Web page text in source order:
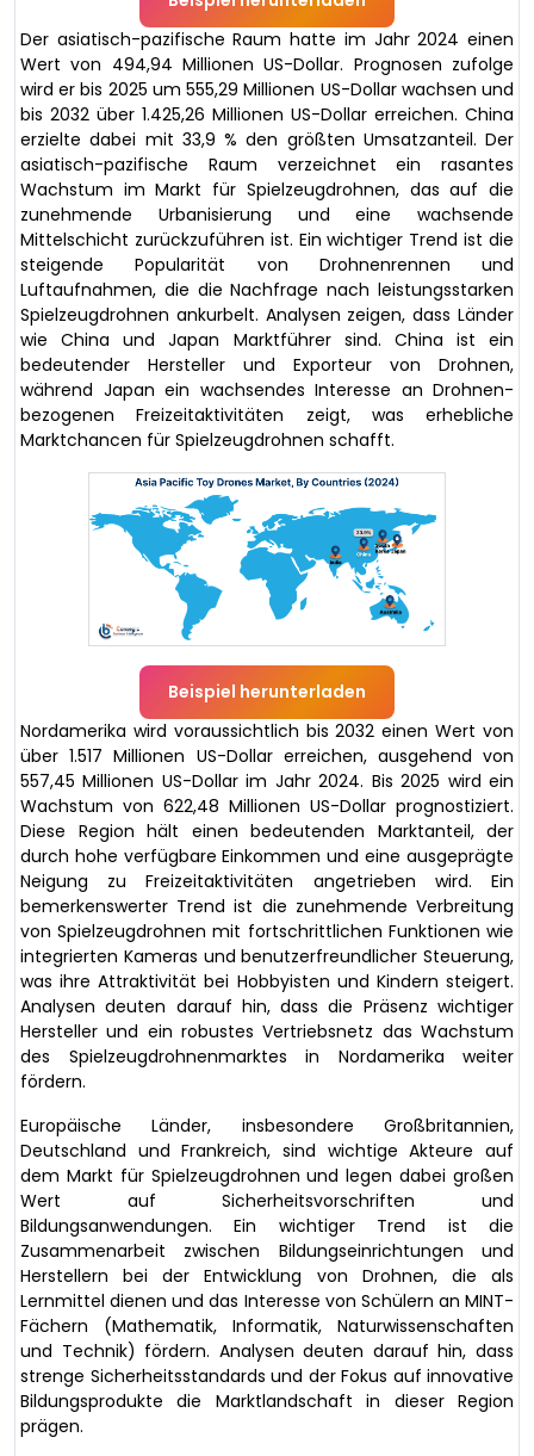
Der asiatisch-pazifische Raum hatte im Jahr 2024 einen
Wert von 494,94 Millionen US-Dollar. Prognosen zufolge
wird er bis 2025 um 555,29 Millionen US-Dollar wachsen und
bis 2032 über 1.425,26 Millionen US-Dollar erreichen. China
erzielte dabei mit 33,9 % den größten Umsatzanteil. Der
asiatisch-pazifische Raum verzeichnet ein rasantes
Wachstum im Markt für Spielzeugdrohnen, das auf die
zunehmende Urbanisierung und eine wachsende
Mittelschicht zurückzuführen ist. Ein wichtiger Trend ist die
steigende Popularität von Drohnenrennen und
Luftaufnahmen, die die Nachfrage nach leistungsstarken
Spielzeugdrohnen ankurbelt. Analysen zeigen, dass Länder
wie China und Japan Marktführer sind. China ist ein
bedeutender Hersteller und Exporteur von Drohnen,
während Japan ein wachsendes Interesse an Drohnen-
bezogenen Freizeitaktivitäten zeigt, was erhebliche
Marktchancen für Spielzeugdrohnen schafft.
Beispiel herunterladen
Nordamerika wird voraussichtlich bis 2032 einen Wert von
über 1.517 Millionen US-Dollar erreichen, ausgehend von
557,45 Millionen US-Dollar im Jahr 2024. Bis 2025 wird ein
Wachstum von 622,48 Millionen US-Dollar prognostiziert.
Diese Region hält einen bedeutenden Marktanteil, der
durch hohe verfügbare Einkommen und eine ausgeprägte
Neigung zu Freizeitaktivitäten angetrieben wird. Ein
bemerkenswerter Trend ist die zunehmende Verbreitung
von Spielzeugdrohnen mit fortschrittlichen Funktionen wie
integrierten Kameras und benutzerfreundlicher Steuerung,
was ihre Attraktivität bei Hobbyisten und Kindern steigert.
Analysen deuten darauf hin, dass die Präsenz wichtiger
Hersteller und ein robustes Vertriebsnetz das Wachstum
des Spielzeugdrohnenmarktes in Nordamerika weiter
fördern.
Europäische Länder, insbesondere Großbritannien,
Deutschland und Frankreich, sind wichtige Akteure auf
dem Markt für Spielzeugdrohnen und legen dabei großen
Wert auf Sicherheitsvorschriften und
Bildungsanwendungen. Ein wichtiger Trend ist die
Zusammenarbeit zwischen Bildungseinrichtungen und
Herstellern bei der Entwicklung von Drohnen, die als
Lernmittel dienen und das Interesse von Schülern an MINT-
Fächern (Mathematik, Informatik, Naturwissenschaften
und Technik) fördern. Analysen deuten darauf hin, dass
strenge Sicherheitsstandards und der Fokus auf innovative
Bildungsprodukte die Marktlandschaft in dieser Region
prägen.